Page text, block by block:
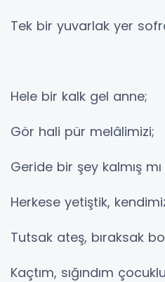
Tek bir yuvarlak yer
Hele bir kalk gel anne;
Gör hali pür melâlimizi;
Geride bir şey kalmış
Herkese yetiştik,
Tutsak ateş, bıraksak
Kaçtım, sığındım